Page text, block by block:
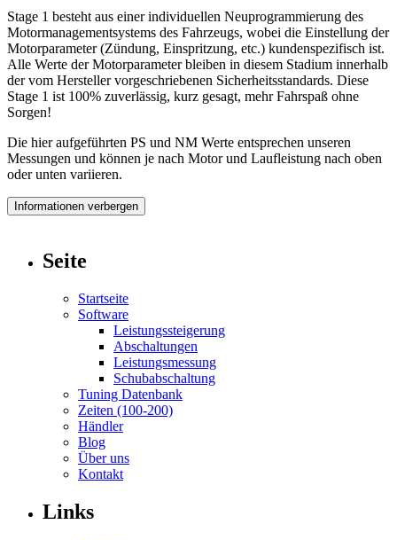
Stage 1 besteht aus einer individuellen Neuprogrammierung des
Motormanagementsystems des Fahrzeugs, wobei die Einstellung der
Motorparameter (Zündung, Einspritzung, etc.) kundenspezifisch ist.
Alle Werte der Motorparameter bleiben in diesem Stadium innerhalb
der vom Hersteller vorgeschriebenen Sicherheitsstandards. Diese
Stage 1 ist 100% zuverlässig, kurz gesagt, mehr Fahrspaß ohne
Sorgen!
Die hier aufgeführten PS und NM Werte entsprechen unseren
Messungen und können je nach Motor und Laufleistung nach oben
oder unten variieren.
Informationen verbergen
Seite
Startseite
Software
Leistungssteigerung
Abschaltungen
Leistungsmessung
Schubabschaltung
Tuning Datenbank
Zeiten (100-200)
Händler
Blog
Über uns
Kontakt
Links